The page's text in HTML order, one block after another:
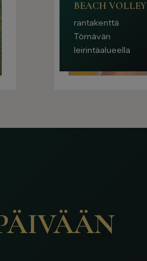
BEACH VOLLEY
rantakenttä
Törnävän
leirintäalueella